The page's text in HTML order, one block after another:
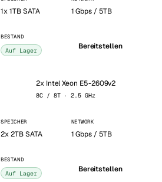
1x 1TB SATA 1 Gbps / 5TB
BESTAND
Auf Lager Bereitstellen
2x Intel Xeon E5-2609v2
8C / 8T · 2.5 GHz
SPEICHER
2x 2TB SATA
NETWORK
1 Gbps / 5TB
BESTAND
Auf Lager Bereitstellen